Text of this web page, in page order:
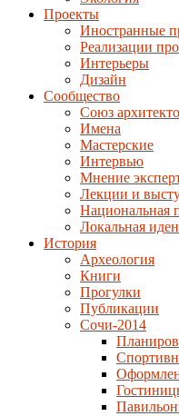
Проекты
Иностранные
Реализации
Интерьеры
Дизайн
Сообщество
Союз
Имена
Мастерские
Интервью
Мнение
Лекции и
Национальная
Локальная
История
Археология
Книги
Прогулки
Публикации
Сочи-2014